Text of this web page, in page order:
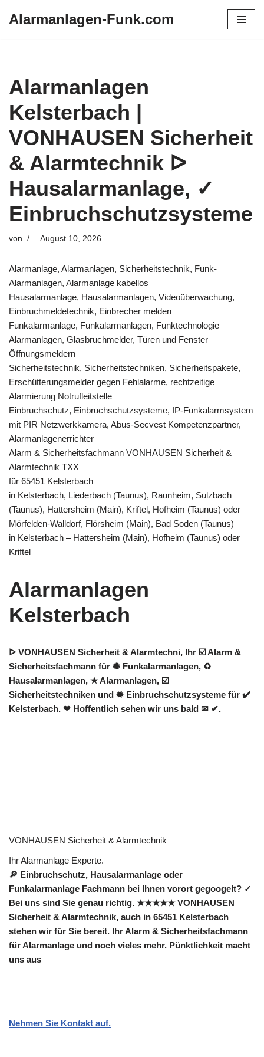
Alarmanlagen-Funk.com
Alarmanlagen
Kelsterbach |
VONHAUSEN Sicherheit
& Alarmtechnik ᐅ
Hausalarmanlage, ✓
Einbruchschutzsysteme
von August 10, 2026
Alarmanlage, Alarmanlagen, Sicherheitstechnik, Funk-
Alarmanlagen, Alarmanlage kabellos
Hausalarmanlage, Hausalarmanlagen, Videoüberwachung,
Einbruchmeldetechnik, Einbrecher melden
Funkalarmanlage, Funkalarmanlagen, Funktechnologie
Alarmanlagen, Glasbruchmelder, Türen und Fenster
Öffnungsmeldern
Sicherheitstechnik, Sicherheitstechniken, Sicherheitspakete,
Erschütterungsmelder gegen Fehlalarme, rechtzeitige
Alarmierung Notrufleitstelle
Einbruchschutz, Einbruchschutzsysteme, IP-Funkalarmsystem
mit PIR Netzwerkkamera, Abus-Secvest Kompetenzpartner,
Alarmanlagenerrichter
Alarm & Sicherheitsfachmann VONHAUSEN Sicherheit &
Alarmtechnik TXX
für 65451 Kelsterbach
in Kelsterbach, Liederbach (Taunus), Raunheim, Sulzbach
(Taunus), Hattersheim (Main), Kriftel, Hofheim (Taunus) oder
Mörfelden-Walldorf, Flörsheim (Main), Bad Soden (Taunus)
in Kelsterbach – Hattersheim (Main), Hofheim (Taunus) oder
Kriftel
Alarmanlagen
Kelsterbach
ᐅ VONHAUSEN Sicherheit & Alarmtechni, Ihr ☑️ Alarm &
Sicherheitsfachmann für ✺ Funkalarmanlagen, ♻
Hausalarmanlagen, ★ Alarmanlagen, ☑️
Sicherheitstechniken und ✹ Einbruchschutzsysteme für ✔️
Kelsterbach. ❤ Hoffentlich sehen wir uns bald ✉ ✔.
VONHAUSEN Sicherheit & Alarmtechnik
Ihr Alarmanlage Experte.
🔎 Einbruchschutz, Hausalarmanlage oder
Funkalarmanlage Fachmann bei Ihnen vorort gegoogelt? ✓
Bei uns sind Sie genau richtig. ★★★★★ VONHAUSEN
Sicherheit & Alarmtechnik, auch in 65451 Kelsterbach
stehen wir für Sie bereit. Ihr Alarm & Sicherheitsfachmann
für Alarmanlage und noch vieles mehr. Pünktlichkeit macht
uns aus
Nehmen Sie Kontakt auf.